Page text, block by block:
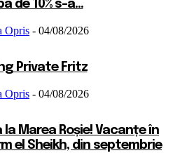
de 10% s-a...
Opris - 04/08/2026
Private Fritz
Opris - 04/08/2026
Marea Roșie! Vacanțe în
el Sheikh, din septembrie